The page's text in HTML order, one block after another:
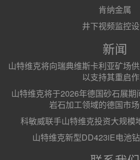
肯纳金属
井下视频监控
新闻
山特维克将向瑞典维斯卡利亚矿场
以支持其重启
山特维克将于2026年德国砂石展期
岩石加工领域的德国市场
科敏威联手山特维克投资大规模
山特维克新型DD423iE电池